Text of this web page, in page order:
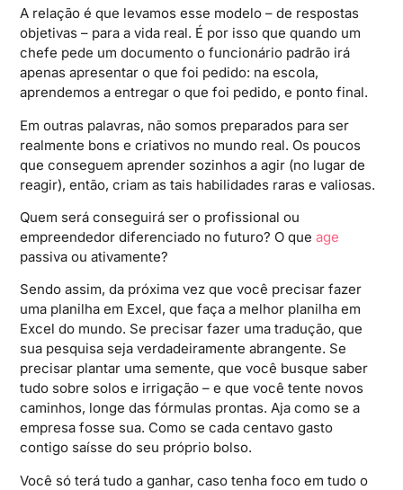
A relação é que levamos esse modelo – de respostas
objetivas – para a vida real. É por isso que quando um
chefe pede um documento o funcionário padrão irá
apenas apresentar o que foi pedido: na escola,
aprendemos a entregar o que foi pedido, e ponto final.
Em outras palavras, não somos preparados para ser
realmente bons e criativos no mundo real. Os poucos
que conseguem aprender sozinhos a agir (no lugar de
reagir), então, criam as tais habilidades raras e valiosas.
Quem será conseguirá ser o profissional ou
empreendedor diferenciado no futuro? O queage
passiva ou ativamente?
Sendo assim, da próxima vez que você precisar fazer
uma planilha em Excel, que faça a melhor planilha em
Excel do mundo. Se precisar fazer uma tradução, que
sua pesquisa seja verdadeiramente abrangente. Se
precisar plantar uma semente, que você busque saber
tudo sobre solos e irrigação – e que você tente novos
caminhos, longe das fórmulas prontas. Aja como se a
empresa fosse sua. Como se cada centavo gasto
contigo saísse do seu próprio bolso.
Você só terá tudo a ganhar, caso tenha foco em tudo o